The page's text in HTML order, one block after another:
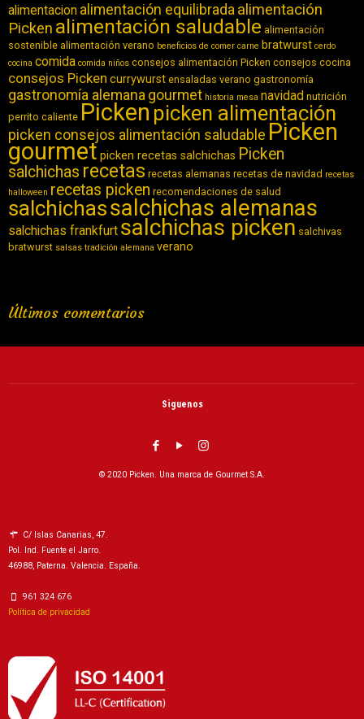
alimentacion alimentación equilibrada alimentación
Picken alimentación saludable alimentación
sostenible alimentación verano beneficios de comer carne bratwurst cerdo
cocina comida comida niños consejos alimentación Picken consejos cocina
consejos Picken currywurst ensaladas verano gastronomía
gastronomía alemana gourmet historia mesa navidad nutrición
perrito caliente Pickenpicken alimentación
picken consejos alimentación saludable Picken
gourmetpicken recetas salchichas Picken
salchichas recetas recetas alemanas recetas de navidad recetas
halloween recetas picken recomendaciones de salud
salchichassalchichas alemanas
salchichas frankfurt salchichas picken salchivas
bratwurst salsas tradición alemana verano
Últimos comentarios
Siguenos
© 2020 Picken. Una marca de Gourmet S.A.
C/ Islas Canarias, 47.
Pol. Ind. Fuente el Jarro.
46988, Paterna. Valencia. España.
961 324 676
Política de privacidad